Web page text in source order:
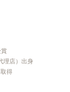
理店）出身
得